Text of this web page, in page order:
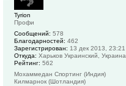
Tyrion
Профи
Сообщений: 578
Благодарностей: 462
Зарегистрирован: 13 дек 2013, 23:21
Откуда: Харьков Украинский, Украина
Рейтинг: 562
Мохаммедан Спортинг (Индия)
Килмарнок (Шотландия)